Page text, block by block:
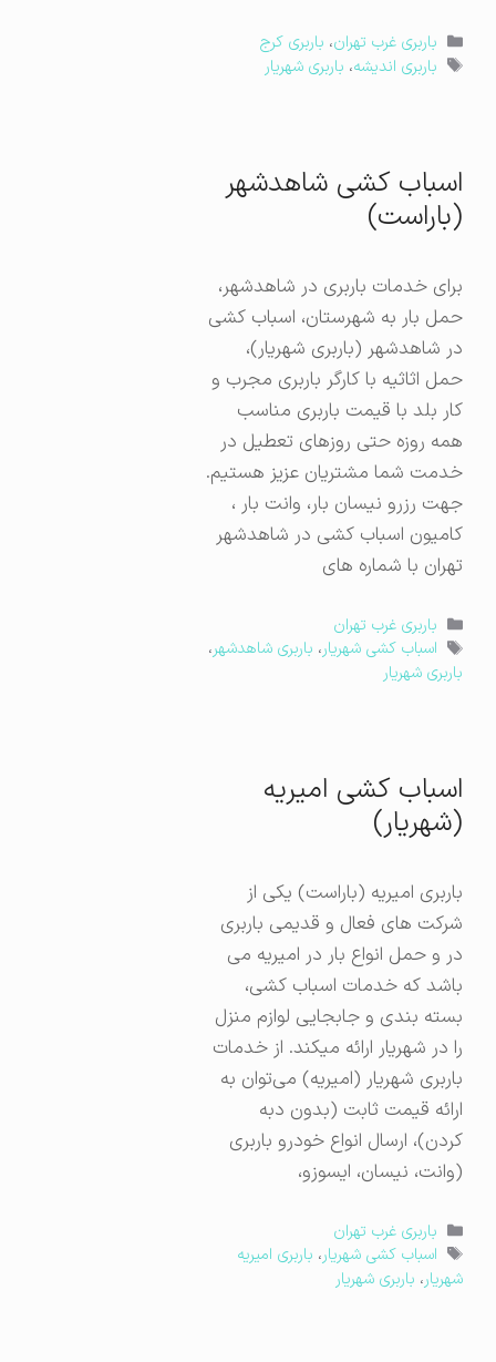
دسته‌ها
باربری غرب تهران ،باربری کرج
برچسب‌ها
باربری اندیشه،باربری شهریار
اسباب کشی شاهدشهر
(باراست)
برای خدمات باربری در شاهدشهر،
حمل بار به شهرستان، اسباب کشی
در شاهدشهر (باربری شهریار)،
حمل اثاثیه با کارگر باربری مجرب و
کار بلد با قیمت باربری مناسب
همه روزه حتی روزهای تعطیل در
خدمت شما مشتریان عزیز هستیم.
جهت رزرو نیسان بار، وانت بار ،
کامیون اسباب کشی در شاهدشهر
تهران با شماره های
دسته‌ها
باربری غرب تهران
برچسب‌ها
اسباب کشی شهریار،باربری شاهدشهر،
باربری شهریار
اسباب کشی امیریه
(شهریار)
باربری امیریه (باراست) یکی از
شرکت های فعال و قدیمی باربری
در و حمل انواع بار در امیریه می
باشد که خدمات اسباب کشی،
بسته بندی و جابجایی لوازم منزل
را در شهریار ارائه میکند. از خدمات
باربری شهریار (امیریه) می‌توان به
ارائه قیمت ثابت (بدون دبه
کردن)، ارسال انواع خودرو باربری
(وانت، نیسان، ایسوزو،
دسته‌ها
باربری غرب تهران
برچسب‌ها
اسباب کشی شهریار،باربری امیریه
شهریار،باربری شهریار